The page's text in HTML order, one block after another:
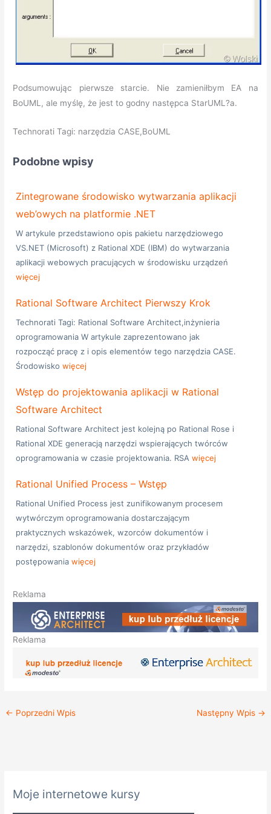
Podsumowując pierwsze starcie. Nie zamieniłbym EA na
BoUML, ale myślę, że jest to godny następca StarUML?a.
Technorati Tagi: narzędzia CASE,BoUML
Podobne wpisy
Zintegrowane środowisko wytwarzania aplikacji
web’owych na platformie .NET
W artykule przedstawiono opis pakietu narzędziowego
VS.NET (Microsoft) z Rational XDE (IBM) do wytwarzania
aplikacji webowych pracujących w środowisku urządzeń
więcej
Rational Software Architect Pierwszy Krok
Technorati Tagi: Rational Software Architect,inżynieria
oprogramowania W artykule zaprezentowano jak
rozpocząć pracę z i opis elementów tego narzędzia CASE.
Środowiskowięcej
Wstęp do projektowania aplikacji w Rational
Software Architect
Rational Software Architect jest kolejną po Rational Rose i
Rational XDE generacją narzędzi wspierających twórców
oprogramowania w czasie projektowania. RSAwięcej
Rational Unified Process – Wstęp
Rational Unified Process jest zunifikowanym procesem
wytwórczym oprogramowania dostarczającym
praktycznych wskazówek, wzorców dokumentów i
narzędzi, szablonów dokumentów oraz przykładów
postępowaniawięcej
Reklama
Reklama
← Poprzedni Wpis Następny Wpis →
Moje internetowe kursy
a
t